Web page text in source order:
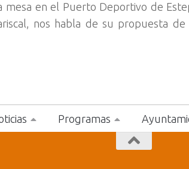
en el Puerto Deportivo de
nos habla de su propuesta
Programas